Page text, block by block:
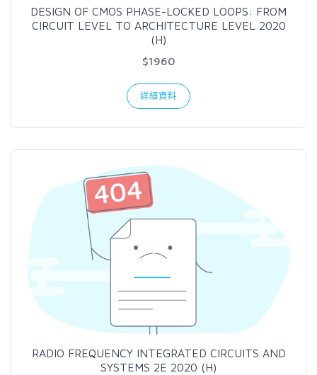
DESIGN OF CMOS PHASE-LOCKED LOOPS: FROM
CIRCUIT LEVEL TO ARCHITECTURE LEVEL 2020
(H)
$1960
詳細資料
RADIO FREQUENCY INTEGRATED CIRCUITS AND
SYSTEMS 2E 2020 (H)